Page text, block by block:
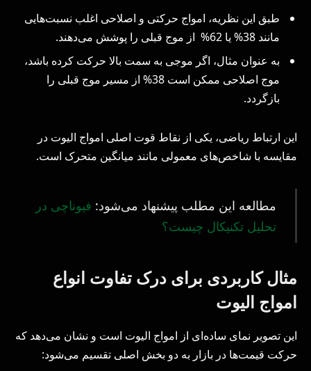
طبق این نظریه، امواج حرکتی و اصلاحی اغلب نسبت‌هایی
مانند 38% یا 62% از موج قبلی را پوشش می‌دهند.
به عنوان مثال، اگر موجی به سمت بالا حرکت کرده باشد،
موج اصلاحی ممکن است 38% از مسیر موج قبلی را
بازگردد.
این ارتباط ریاضی، یکی از نقاط قوت اصلی امواج الیوت در
مقایسه با شاخص‌های معمولی مانند میانگین متحرک است.
مطالعه این مطلب پیشنهاد می‌شود: فیوناچی در
تحلیل تکنیکال چیست؟
مثال کاربردی برای درک تفاوت انواع
امواج الیوت
این تصویر نمای ساده‌ای از امواج الیوت است و نشان می‌دهد که
حرکت قیمت‌ها در بازار به دو بخش اصلی تقسیم می‌شود: